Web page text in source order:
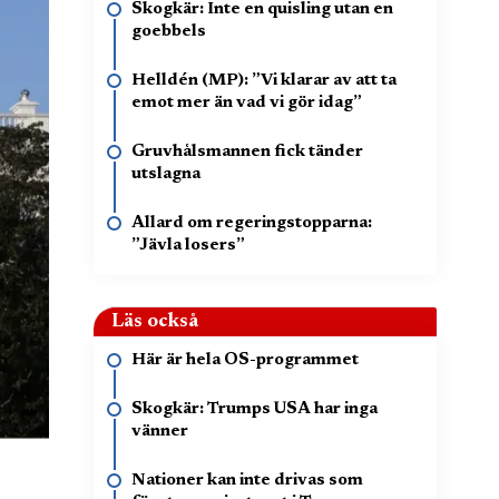
Skogkär: Inte en quisling utan en
goebbels
Helldén (MP): ”Vi klarar av att ta
emot mer än vad vi gör idag”
Gruvhålsmannen fick tänder
utslagna
Allard om regeringstopparna:
”Jävla losers”
Läs också
Här är hela OS-programmet
Skogkär: Trumps USA har inga
vänner
Nationer kan inte drivas som